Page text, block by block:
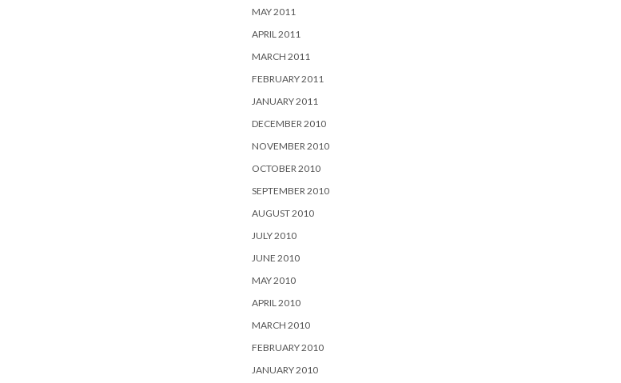
MAY 2011
APRIL 2011
MARCH 2011
FEBRUARY 2011
JANUARY 2011
DECEMBER 2010
NOVEMBER 2010
OCTOBER 2010
SEPTEMBER 2010
AUGUST 2010
JULY 2010
JUNE 2010
MAY 2010
APRIL 2010
MARCH 2010
FEBRUARY 2010
JANUARY 2010